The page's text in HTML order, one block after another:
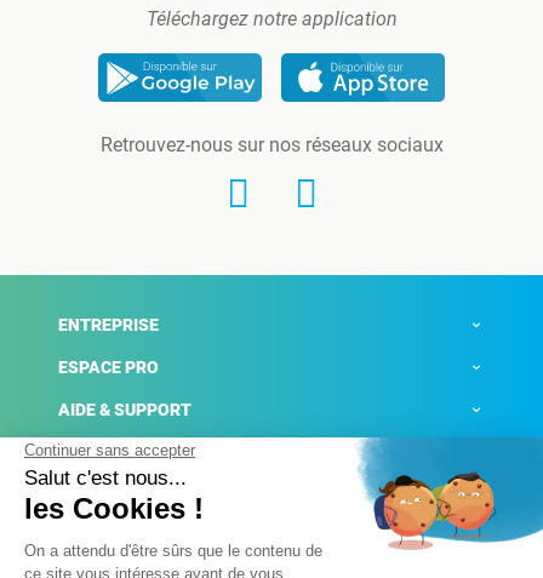
Téléchargez notre application
Retrouvez-nous sur nos réseaux sociaux
ENTREPRISE
ESPACE PRO
AIDE & SUPPORT
ACTUALITÉS
Mentions légales